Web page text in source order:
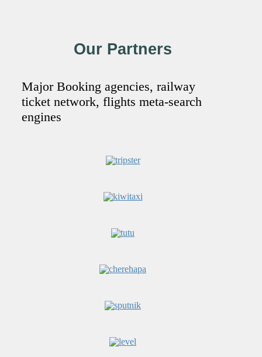
Our Partners
Major Booking agencies, railway
ticket network, flights meta-search
engines